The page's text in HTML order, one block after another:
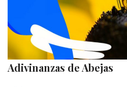
Adivinanzas de Abejas